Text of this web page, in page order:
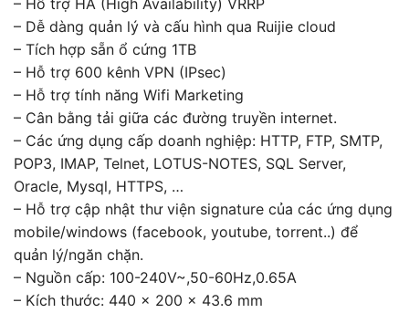
– Hỗ trợ HA (High Availability) VRRP
– Dễ dàng quản lý và cấu hình qua Ruijie cloud
– Tích hợp sẵn ổ cứng 1TB
– Hỗ trợ 600 kênh VPN (IPsec)
– Hỗ trợ tính năng Wifi Marketing
– Cân bằng tải giữa các đường truyền internet.
– Các ứng dụng cấp doanh nghiệp: HTTP, FTP, SMTP,
POP3, IMAP, Telnet, LOTUS-NOTES, SQL Server,
Oracle, Mysql, HTTPS, …
– Hỗ trợ cập nhật thư viện signature của các ứng dụng
mobile/windows (facebook, youtube, torrent..) để
quản lý/ngăn chặn.
– Nguồn cấp: 100-240V~,50-60Hz,0.65A
– Kích thước: 440 × 200 × 43.6 mm